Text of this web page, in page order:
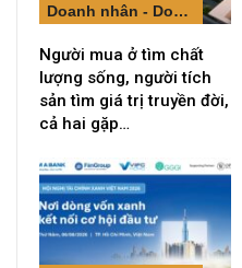
Doanh nhân - Doanh nghiệp
Người mua ở tìm chất
lượng sống, người tích
sản tìm giá trị truyền đời,
cả hai gặp…